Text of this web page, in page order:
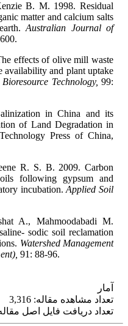
B. M. 1998. Residual
matter and calcium salts
Australian Journal of
effects of olive mill waste
availability and plant uptake
Bioresource Technology, 99:
in China and its
of Land Degradation in
Press of China,
R. S. B. 2009. Carbon
following gypsum and
incubation.Applied Soil
A., Mahmoodabadi M.
sodic soil reclamation
Watershed Management
91: 88-96.
آمار
تعداد مشاهده مقاله: 3,316
تعداد دریافت فایل اصل مقاله: